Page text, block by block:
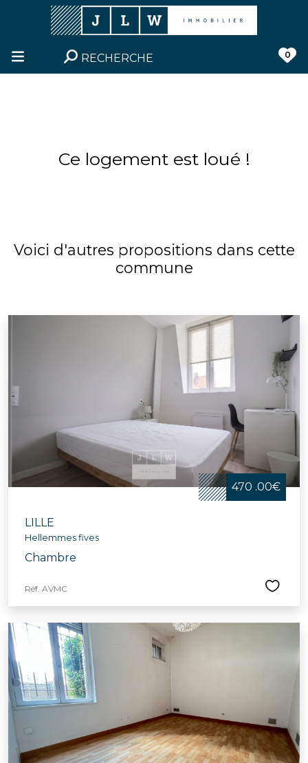
RECHERCHE 0
Ce logement est loué !
Voici d'autres propositions dans cette
commune
470 .00€
LILLE
Hellemmes fives
Chambre
Réf. AVMC